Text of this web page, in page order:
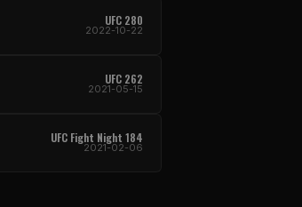
UFC 280
2022-10-22
UFC 262
2021-05-15
UFC Fight Night 184
2021-02-06